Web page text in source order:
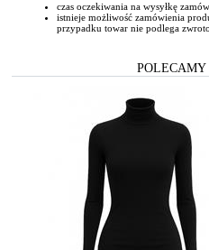
czas oczekiwania na wysyłkę
istnieje możliwość zamówienia
przypadku towar nie podlega
POLECAMY